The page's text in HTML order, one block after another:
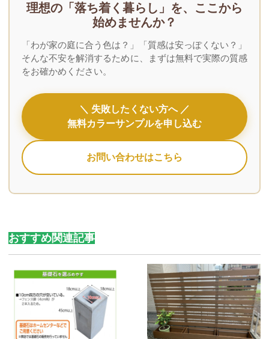
理想の「落ち着く暮らし」を、ここから
始めませんか？
「わが家の庭に合う色は？」「質感は安っぽくない？」
そんな不安を解消するために、まずは無料で実際の質感
をお確かめください。
＼ 失敗したくない方へ ／
無料カラーサンプルを申し込む
お問い合わせはこちら
おすすめ関連記事